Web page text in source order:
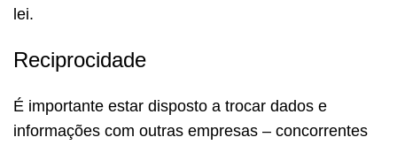
lei.
Reciprocidade
É importante estar disposto a trocar dados e
informações com outras empresas – concorrentes